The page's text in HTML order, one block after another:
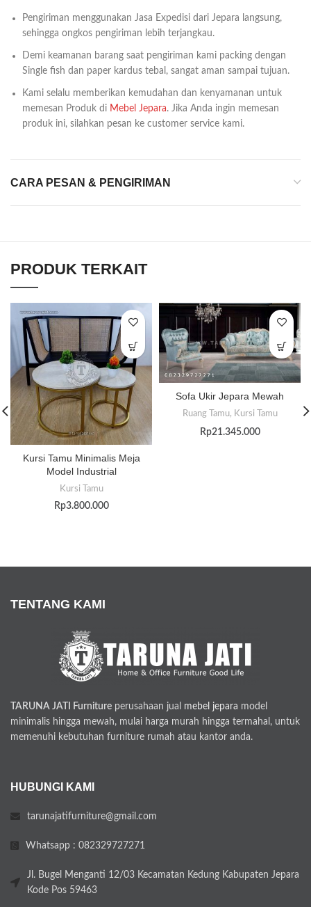
Pengiriman menggunakan Jasa Expedisi dari Jepara langsung,
sehingga ongkos pengiriman lebih terjangkau.
Demi keamanan barang saat pengiriman kami packing dengan
Single fish dan paper kardus tebal, sangat aman sampai tujuan.
Kami selalu memberikan kemudahan dan kenyamanan untuk
memesan Produk di Mebel Jepara. Jika Anda ingin memesan
produk ini, silahkan pesan ke customer service kami.
CARA PESAN & PENGIRIMAN
PRODUK TERKAIT
Kursi Tamu Minimalis Meja
Model Industrial
Kursi Tamu
Rp3.800.000
Sofa Ukir Jepara Mewah
Ruang Tamu, Kursi Tamu
Rp21.345.000
TENTANG KAMI
TARUNA JATI Furniture perusahaan jual mebel jepara model
minimalis hingga mewah, mulai harga murah hingga termahal, untuk
memenuhi kebutuhan furniture rumah atau kantor anda.
HUBUNGI KAMI
tarunajatifurniture@gmail.com
Whatsapp : 082329727271
Jl. Bugel Menganti 12/03 Kecamatan Kedung Kabupaten Jepara
Kode Pos 59463